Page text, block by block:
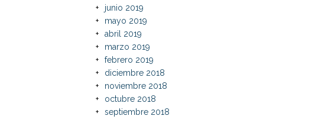
junio 2019
mayo 2019
abril 2019
marzo 2019
febrero 2019
diciembre 2018
noviembre 2018
octubre 2018
septiembre 2018